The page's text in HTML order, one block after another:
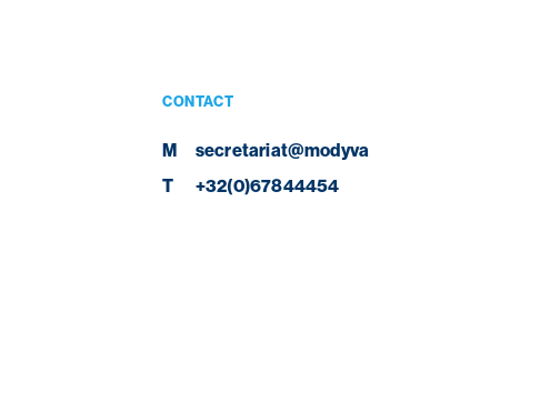
CONTACT
M
secretariat@modyva
T
+32(0)67844454